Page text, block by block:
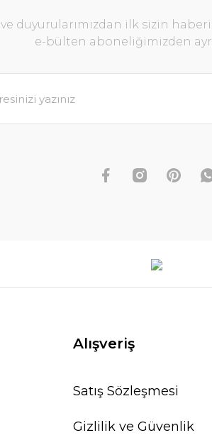
duyurularımızdan ilk sizin
e-bülten aboneliğimizden
Alışveriş
Satış Sözleşmesi
Gizlilik ve Güvenlik